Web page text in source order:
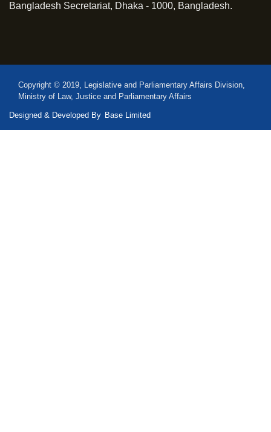
Bangladesh Secretariat, Dhaka - 1000, Bangladesh.
Copyright © 2019, Legislative and Parliamentary Affairs Division,
Ministry of Law, Justice and Parliamentary Affairs
Designed & Developed By Base Limited